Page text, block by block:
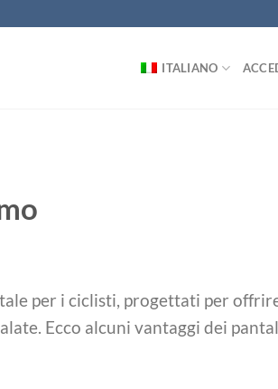
ITALIANO
per i ciclisti, progettati per
Ecco alcuni vantaggi dei